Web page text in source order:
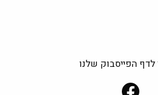
לדף הפייסבוק שלנו